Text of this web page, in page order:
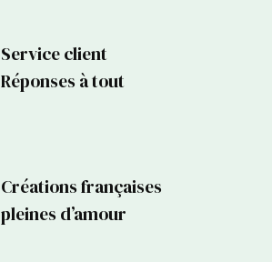
Service client
Réponses à tout
Créations françaises
pleines d’amour